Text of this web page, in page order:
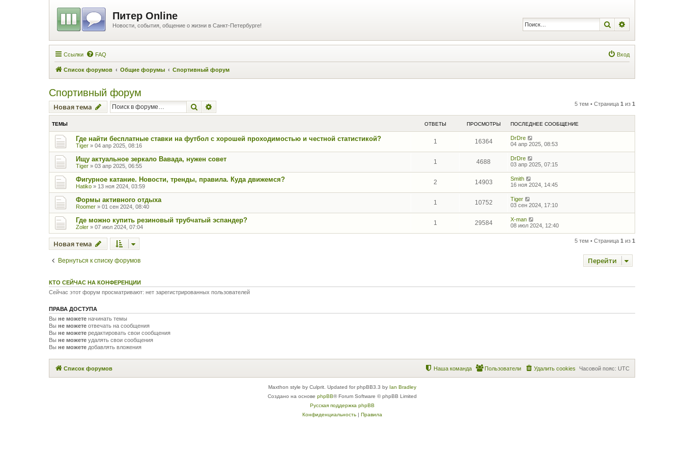
Питер Online
Новости, события, общение о жизни в Санкт-Петербурге! Поиск
Ссылки FAQ Вход
Список форумов Общие форумы Спортивный форум
Спортивный форум
Новая тема Поиск 5 тем • Страница 1 из 1
ТЕМЫ ОТВЕТЫ ПРОСМОТРЫ ПОСЛЕДНЕЕ СООБЩЕНИЕ
Где найти бесплатные ставки на футбол с хорошей проходимостью и честной статистикой?
Tiger » 04 апр 2025, 08:16
1 16364
DrDre
04 апр 2025, 08:53
Ищу актуальное зеркало Вавада, нужен совет
Tiger » 03 апр 2025, 06:55
1 4688
DrDre
03 апр 2025, 07:15
Фигурное катание. Новости, тренды, правила. Куда движемся?
Hatiko » 13 ноя 2024, 03:59
2 14903
Smith
16 ноя 2024, 14:45
Формы активного отдыха
Roomer » 01 сен 2024, 08:40
1 10752
Tiger
03 сен 2024, 17:10
Где можно купить резиновый трубчатый эспандер?
Zoler » 07 июл 2024, 07:04
1 29584
X-man
08 июл 2024, 12:40
Новая тема 5 тем • Страница 1 из 1
Вернуться к списку форумов Перейти
КТО СЕЙЧАС НА КОНФЕРЕНЦИИ
Сейчас этот форум просматривают: нет зарегистрированных пользователей
ПРАВА ДОСТУПА
Вы не можете начинать темы
Вы не можете отвечать на сообщения
Вы не можете редактировать свои сообщения
Вы не можете удалять свои сообщения
Вы не можете добавлять вложения
Список форумов Часовой пояс: UTC
Удалить cookies
Пользователи
Наша команда
Maxthon style by Culprit. Updated for phpBB3.3 by Ian Bradley
Создано на основе phpBB® Forum Software © phpBB Limited
Русская поддержка phpBB
Конфиденциальность| Правила